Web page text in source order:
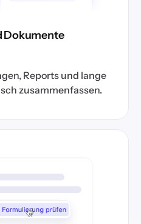
Dokumente
Reports und lange
zusammenfassen.